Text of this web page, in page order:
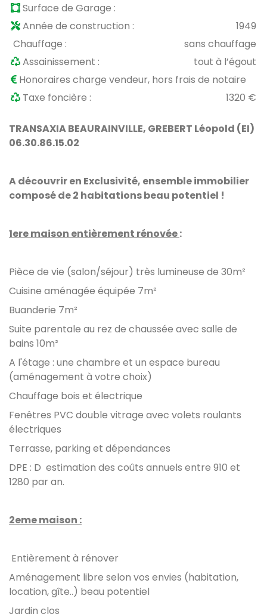
Surface de Garage :
Année de construction :
1949
Chauffage :
sans chauffage
Assainissement :
tout à l’égout
Honoraires charge vendeur, hors frais de notaire
Taxe foncière :
1320 €
TRANSAXIA BEAURAINVILLE, GREBERT Léopold (EI)
06.30.86.15.02
A découvrir en Exclusivité, ensemble immobilier
composé de 2 habitations beau potentiel !
1ere maison entièrement rénovée:
Pièce de vie (salon/séjour) très lumineuse de 30m²
Cuisine aménagée équipée 7m²
Buanderie 7m²
Suite parentale au rez de chaussée avec salle de
bains 10m²
A l'étage : une chambre et un espace bureau
(aménagement à votre choix)
Chauffage bois et électrique
Fenêtres PVC double vitrage avec volets roulants
électriques
Terrasse, parking et dépendances
DPE : D estimation des coûts annuels entre 910 et
1280 par an.
2eme maison :
Entièrement à rénover
Aménagement libre selon vos envies (habitation,
location, gîte..) beau potentiel
Jardin clos